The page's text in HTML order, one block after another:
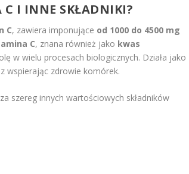
C I INNE SKŁADNIKI?
C, zawiera imponujące od 1000 do 4500 mg
C, znana również jako kwas
w wielu procesach biologicznych. Działa jako
wspierając zdrowie komórek.
szereg innych wartościowych składników